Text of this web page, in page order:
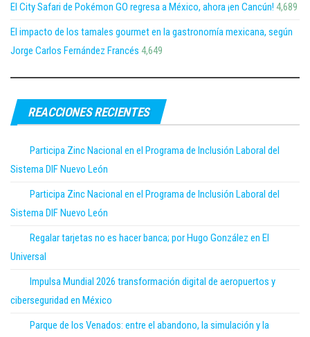
El City Safari de Pokémon GO regresa a México, ahora ¡en Cancún! 4,689
El impacto de los tamales gourmet en la gastronomía mexicana, según
Jorge Carlos Fernández Francés 4,649
REACCIONES RECIENTES
Participa Zinc Nacional en el Programa de Inclusión Laboral del
Sistema DIF Nuevo León
Participa Zinc Nacional en el Programa de Inclusión Laboral del
Sistema DIF Nuevo León
Regalar tarjetas no es hacer banca; por Hugo González en El
Universal
Impulsa Mundial 2026 transformación digital de aeropuertos y
ciberseguridad en México
Parque de los Venados: entre el abandono, la simulación y la